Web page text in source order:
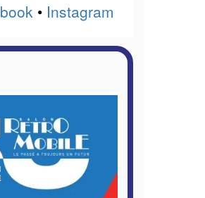
• Instagram